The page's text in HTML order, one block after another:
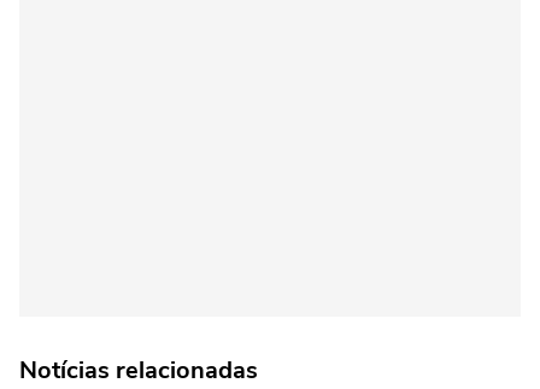
Notícias relacionadas